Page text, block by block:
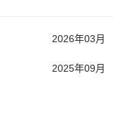
2026年03月
2025年09月